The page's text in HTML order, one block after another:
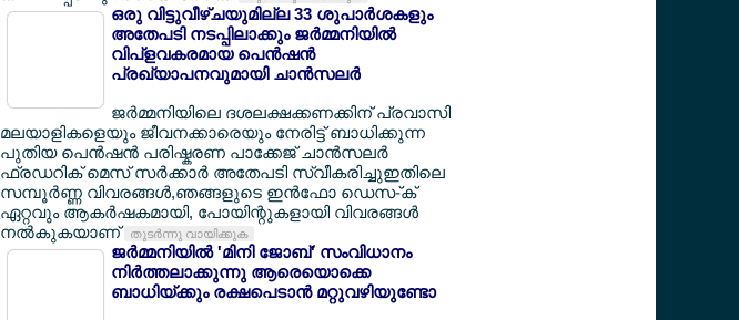
ഒരു വിട്ടുവീഴ്ചയുമില്ല 33 ശുപാര്‍ശകളും
അതേപടി നടപ്പിലാക്കും ജര്‍മ്മനിയില്‍
വിപ്ളവകരമായ പെന്‍ഷന്‍
പ്രഖ്യാപനവുമായി ചാന്‍സലര്‍
ജര്‍മ്മനിയിലെ ദശലക്ഷക്കണക്കിന് പ്രവാസി
മലയാളികളെയും ജീവനക്കാരെയും നേരിട്ട് ബാധിക്കുന്ന
പുതിയ പെന്‍ഷന്‍ പരിഷ്കരണ പാക്കേജ് ചാന്‍സലര്‍
ഫ്രഡറിക് മെസ് സര്‍ക്കാര്‍ അതേപടി സ്വീകരിച്ചുഇതിലെ
സമ്പൂര്‍ണ്ണ വിവരങ്ങള്‍,ഞങ്ങളുടെ ഇന്‍ഫോ ഡെസ-്ക്
ഏറ്റവും ആകര്‍ഷകമായി, പോയിന്റുകളായി വിവരങ്ങള്‍
നല്‍കുകയാണ് തുടര്‍ന്നു വായിക്കുക
ജര്‍മ്മനിയില്‍ 'മിനി ജോബ്' സംവിധാനം
നിര്‍ത്തലാക്കുന്നു ആരെയൊക്കെ
ബാധിയ്ക്കും രക്ഷപെടാന്‍ മറ്റുവഴിയുണ്ടോ